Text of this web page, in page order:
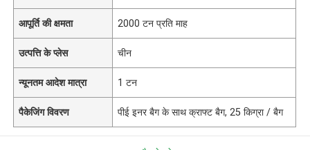
आपूर्ति की क्षमता 2000 टन प्रति माह
उत्पत्ति के प्लेस चीन
न्यूनतम आदेश मात्रा 1 टन
पैकेजिंग विवरण पीई इनर बैग के साथ क्राफ्ट बैग, 25 किग्रा / बैग